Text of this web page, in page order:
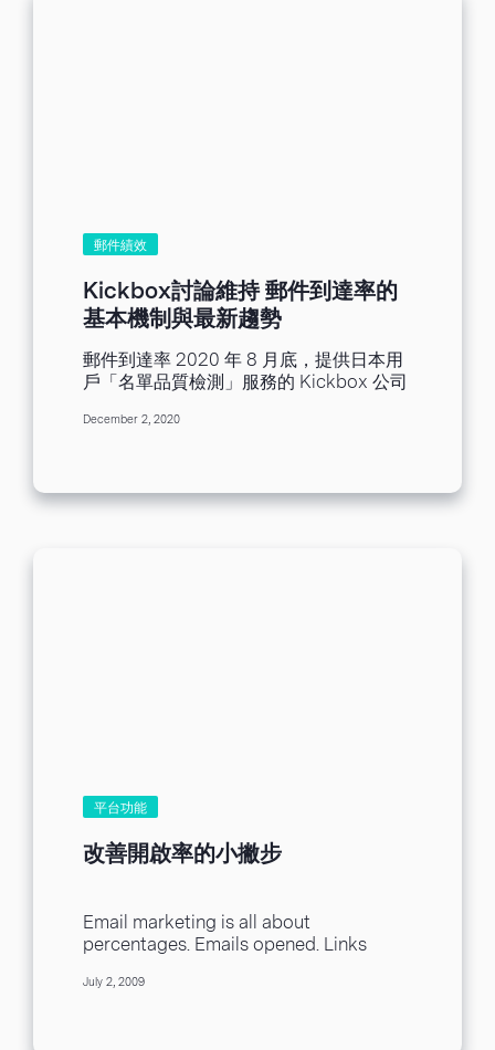
郵件績效
Kickbox討論維持 郵件到達率的
基本機制與最新趨勢
郵件到達率 2020 年 8 月底，提供日本用
戶「名單品質檢測」服務的 Kickbox 公司
辦了關於電子 郵件到達率 的研討會。
業。 研討會主講人：Kickbox 公司副總裁
December 2, 2020
平台功能
改善開啟率的小撇步
Email marketing is all about
percentages. Emails opened. Links
of this matters without the...
July 2, 2009